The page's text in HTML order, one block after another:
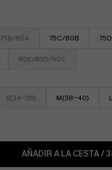
75B/80A 75C/80B
80E/85D/90C
S(34-36) M(38-40)
AÑADIR A LA CESTA/